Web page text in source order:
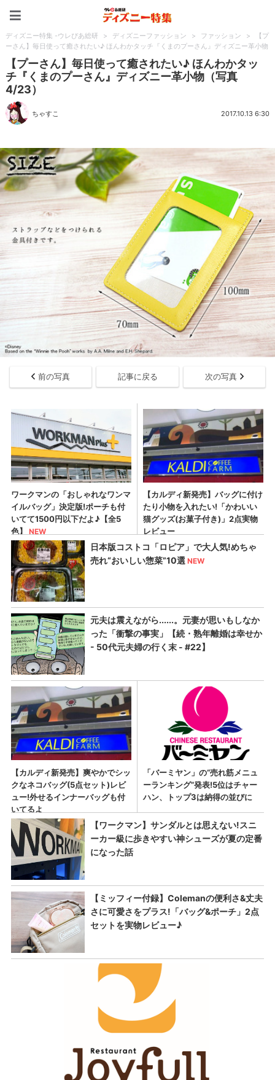
ディズニー特集 -ウレぴあ総研 > ディズニーファッション > ファッション >
【プ
ーさん】毎日使って癒されたい♪ ほんわかタッチ『くまのプーさん』ディズニー革小物
【プーさん】毎日使って癒されたい♪ ほんわかタッ
チ『くまのプーさん』ディズニー革小物（写真
4/23）
ちゃすこ 2017.10.13 6:30
前の写真 記事に戻る 次の写真